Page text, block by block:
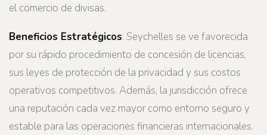
el comercio de divisas.
Beneficios Estratégicos: Seychelles se ve favorecida
por su rápido procedimiento de concesión de licencias,
sus leyes de protección de la privacidad y sus costos
operativos competitivos. Además, la jurisdicción ofrece
una reputación cada vez mayor como entorno seguro y
estable para las operaciones financieras internacionales.